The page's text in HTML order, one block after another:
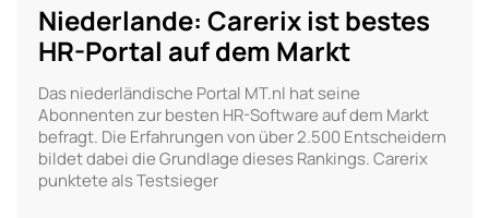
Niederlande: Carerix ist bestes
HR-Portal auf dem Markt
Das niederländische Portal MT.nl hat seine
Abonnenten zur besten HR-Software auf dem Markt
befragt. Die Erfahrungen von über 2.500 Entscheidern
bildet dabei die Grundlage dieses Rankings. Carerix
punktete als Testsieger